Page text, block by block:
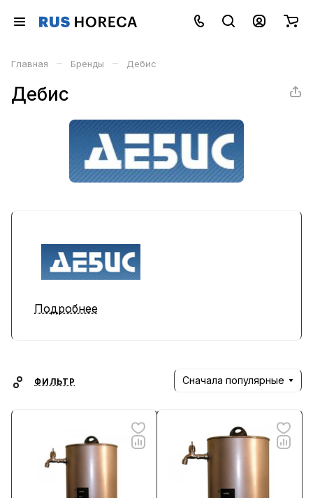
Главная – Бренды – Дебис
Дебис
Подробнее
ФИЛЬТР Сначала популярные